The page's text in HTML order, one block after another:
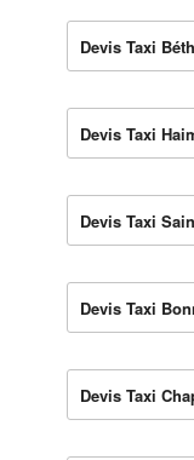
Devis Taxi
Devis Taxi
Devis Taxi
Devis Taxi
Devis Taxi